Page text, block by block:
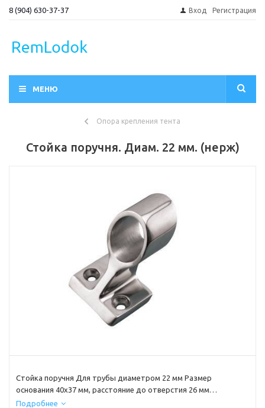
8 (904) 630-37-37 Вход Регистрация
МЕНЮ
Опора крепления тента
Стойка поручня. Диам. 22 мм. (нерж)
Стойка поручня Для трубы диаметром 22 мм Размер
основания 40х37 мм, расстояние до отверстия 26 мм
Материал: нержавеющая сталь с зеркальной полировкой
Подробнее